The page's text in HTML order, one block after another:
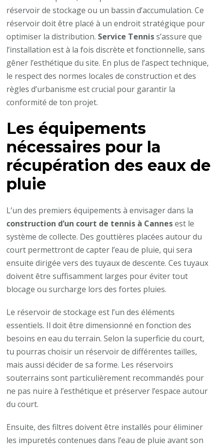
réservoir de stockage ou un bassin d’accumulation. Ce
réservoir doit être placé à un endroit stratégique pour
optimiser la distribution. Service Tenniss’assure que
l’installation est à la fois discrète et fonctionnelle, sans
gêner l’esthétique du site. En plus de l’aspect technique,
le respect des normes locales de construction et des
règles d’urbanisme est crucial pour garantir la
conformité de ton projet.
Les équipements
nécessaires pour la
récupération des eaux de
pluie
L’un des premiers équipements à envisager dans la
construction d’un court de tennis à Cannesest le
système de collecte. Des gouttières placées autour du
court permettront de capter l’eau de pluie, qui sera
ensuite dirigée vers des tuyaux de descente. Ces tuyaux
doivent être suffisamment larges pour éviter tout
blocage ou surcharge lors des fortes pluies.
Le réservoir de stockage est l’un des éléments
essentiels. Il doit être dimensionné en fonction des
besoins en eau du terrain. Selon la superficie du court,
tu pourras choisir un réservoir de différentes tailles,
mais aussi décider de sa forme. Les réservoirs
souterrains sont particulièrement recommandés pour
ne pas nuire à l’esthétique et préserver l’espace autour
du court.
Ensuite, des filtres doivent être installés pour éliminer
les impuretés contenues dans l’eau de pluie avant son